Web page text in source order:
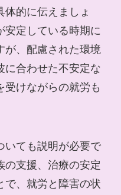
的に伝えましょ
安定している時期に
が、配慮された環境
に合わせた不安定な
受けながらの就労も
いても説明が必要で
の支援、治療の安定
で、就労と障害の状